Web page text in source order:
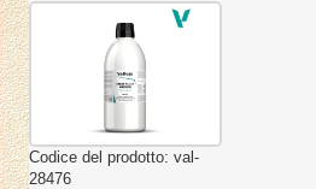
Codice del prodotto: val-
28476